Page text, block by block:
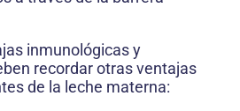
inmunológicas y
recordar otras ventajas
de la leche materna: